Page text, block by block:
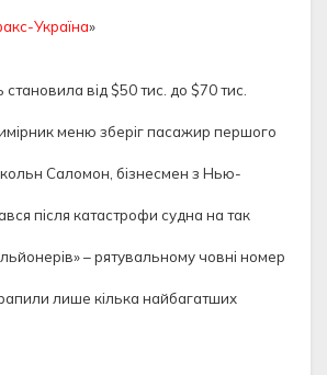
Україна»
становила від $50 тис. до $70 тис.
меню зберіг пасажир першого
Саломон, бізнесмен з Нью-
після катастрофи судна на так
– рятувальному човні номер
лише кілька найбагатших